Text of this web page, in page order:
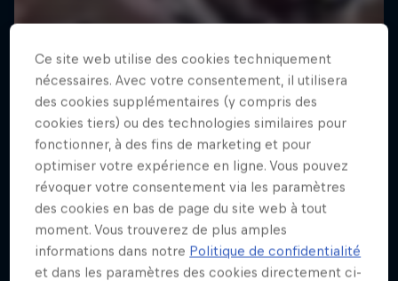
Ce site web utilise des cookies techniquement
nécessaires. Avec votre consentement, il utilisera
des cookies supplémentaires (y compris des
cookies tiers) ou des technologies similaires pour
fonctionner, à des fins de marketing et pour
optimiser votre expérience en ligne. Vous pouvez
révoquer votre consentement via les paramètres
des cookies en bas de page du site web à tout
moment. Vous trouverez de plus amples
informations dans notre Politique de confidentialité
et dans les paramètres des cookies directement ci-